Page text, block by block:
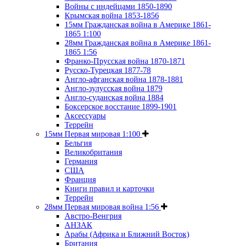
Войны с индейцами 1850-1890
Крымская война 1853-1856
15мм Гражданская война в Америке 1861-
1865 1:100
28мм Гражданская война в Америке 1861-
1865 1:56
Франко-Прусская война 1870-1871
Русско-Турецкая 1877-78
Англо-афганская война 1878-1881
Англо-зулусская война 1879
Англо-суданская война 1884
Боксерское восстание 1899-1901
Аксессуары
Террейн
15мм Первая мировая 1:100
Бельгия
Великобритания
Германия
США
Франция
Книги правил и карточки
Террейн
28мм Первая мировая война 1:56
Австро-Венгрия
АНЗАК
Арабы (Африка и Ближний Восток)
Британия